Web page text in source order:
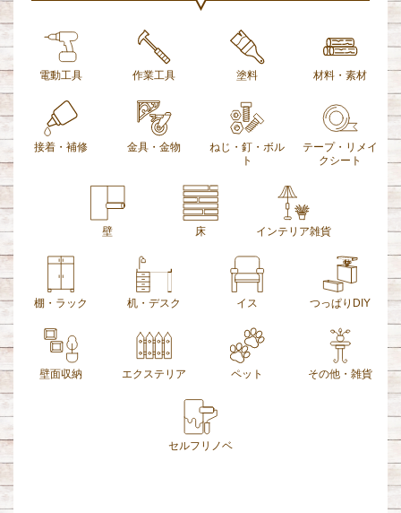
電動工具 作業工具 塗料 材料・素材
接着・補修 金具・金物
ねじ・釘・ボル
ト
テープ・リメイ
クシート
壁 床 インテリア雑貨
棚・ラック 机・デスク イス つっぱりDIY
壁面収納 エクステリア ペット その他・雑貨
セルフリノベ